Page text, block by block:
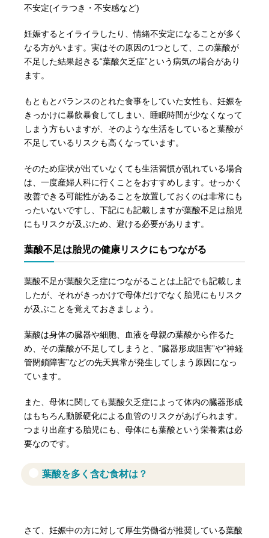
不安定(イラつき・不安感など)
妊娠するとイライラしたり、情緒不安定になることが多く
なる方がいます。実はその原因の1つとして、この葉酸が
不足した結果起きる“葉酸欠乏症”という病気の場合があり
ます。
もともとバランスのとれた食事をしていた女性も、妊娠を
きっかけに暴飲暴食してしまい、睡眠時間が少なくなって
しまう方もいますが、そのような生活をしていると葉酸が
不足しているリスクも高くなっています。
そのため症状が出ていなくても生活習慣が乱れている場合
は、一度産婦人科に行くことをおすすめします。せっかく
改善できる可能性があることを放置しておくのは非常にも
ったいないですし、下記にも記載しますが葉酸不足は胎児
にもリスクが及ぶため、避ける必要があります。
葉酸不足は胎児の健康リスクにもつながる
葉酸不足が葉酸欠乏症につながることは上記でも記載しま
したが、それがきっかけで母体だけでなく胎児にもリスク
が及ぶことを覚えておきましょう。
葉酸は身体の臓器や細胞、血液を母親の葉酸から作るた
め、その葉酸が不足してしまうと、“臓器形成阻害”や“神経
管閉鎖障害”などの先天異常が発生してしまう原因になっ
ています。
また、母体に関しても葉酸欠乏症によって体内の臓器形成
はもちろん動脈硬化による血管のリスクがあげられます。
つまり出産する胎児にも、母体にも葉酸という栄養素は必
要なのです。
葉酸を多く含む食材は？
さて、妊娠中の方に対して厚生労働省が推奨している葉酸